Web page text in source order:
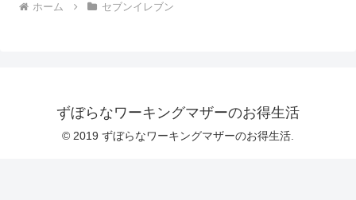
ホーム セブンイレブン
ずぼらなワーキングマザーのお得生活
© 2019 ずぼらなワーキングマザーのお得生活.